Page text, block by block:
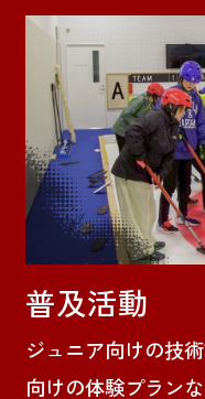
普及活動
ジュニア向けの技
向けの体験プラン